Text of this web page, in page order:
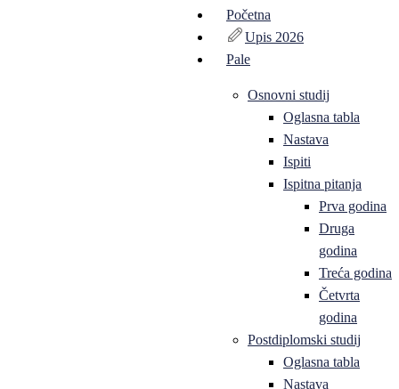
Početna
Upis 2026
Pale
Osnovni studij
Oglasna tabla
Nastava
Ispiti
Ispitna pitanja
Prva godina
Druga
godina
Treća godina
Četvrta
godina
Postdiplomski studij
Oglasna tabla
Nastava